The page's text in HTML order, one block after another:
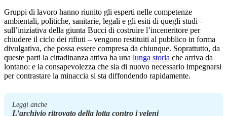
Gruppi di lavoro hanno riunito gli esperti nelle competenze
ambientali, politiche, sanitarie, legali e gli esiti di quegli studi –
sull’iniziativa della giunta Bucci di costruire l’inceneritore per
chiudere il ciclo dei rifiuti – vengono restituiti al pubblico in forma
divulgativa, che possa essere compresa da chiunque. Soprattutto, da
queste parti la cittadinanza attiva ha una lunga storia che arriva da
lontano: e la consapevolezza che sia di nuovo necessario impegnarsi
per contrastare la minaccia si sta diffondendo rapidamente.
Leggi anche
L’archivio ritrovato della lotta contro i veleni